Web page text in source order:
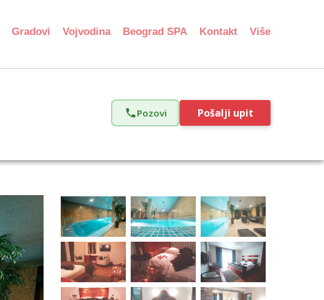
Gradovi Vojvodina Beograd SPA Kontakt Više
Pozovi Pošalji upit